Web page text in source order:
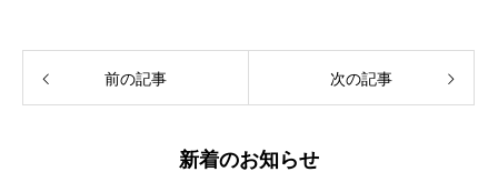
前の記事 次の記事
新着のお知らせ